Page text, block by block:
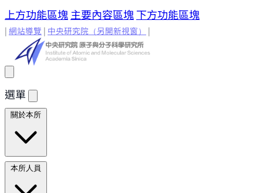
上方功能區塊 主要內容區塊 下方功能區塊
| 網站導覽 | 中央研究院 （另開新視窗） |
選單
關於本所
所長的話
小常識
本所人員